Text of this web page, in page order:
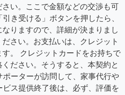
い。ここで金額などの交渉も可
き受ける」ボタンを押したら、
りますので、詳細が決まりまし
さい。お支払いは、クレジット
。 クレジットカードをお持ちで
ださい。そうすると、本契約と
ーターが訪問して、家事代行や
ス提供終了後は、必ず、評価を